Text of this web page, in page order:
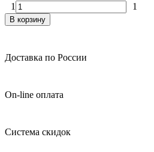
1
1
В корзину
Доставка по России
On-line оплата
Система скидок